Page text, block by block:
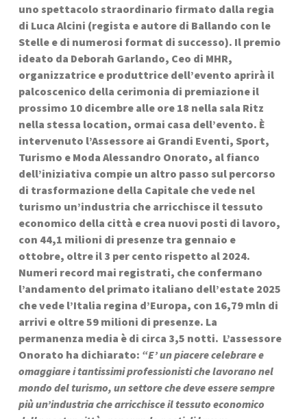
uno spettacolo straordinario firmato dalla regia
di Luca Alcini (regista e autore di Ballando con le
Stelle e di numerosi format di successo). Il premio
ideato da Deborah Garlando, Ceo di MHR,
organizzatrice e produttrice dell’evento aprirà il
palcoscenico della cerimonia di premiazione il
prossimo 10 dicembre alle ore 18 nella sala Ritz
nella stessa location, ormai casa dell’evento. È
intervenuto l’Assessore ai Grandi Eventi, Sport,
Turismo e Moda Alessandro Onorato, al fianco
dell’iniziativa compie un altro passo sul percorso
di trasformazione della Capitale che vede nel
turismo un’industria che arricchisce il tessuto
economico della città e crea nuovi posti di lavoro,
con 44,1 milioni di presenze tra gennaio e
ottobre, oltre il 3 per cento rispetto al 2024.
Numeri record mai registrati, che confermano
l’andamento del primato italiano dell’estate 2025
che vede l’Italia regina d’Europa, con 16,79 mln di
arrivi e oltre 59 milioni di presenze. La
permanenza media è di circa 3,5 notti.  L’assessore
Onorato ha dichiarato: “E’ un piacere celebrare e
omaggiare i tantissimi professionisti che lavorano nel
mondo del turismo, un settore che deve essere sempre
più un’industria che arricchisce il tessuto economico